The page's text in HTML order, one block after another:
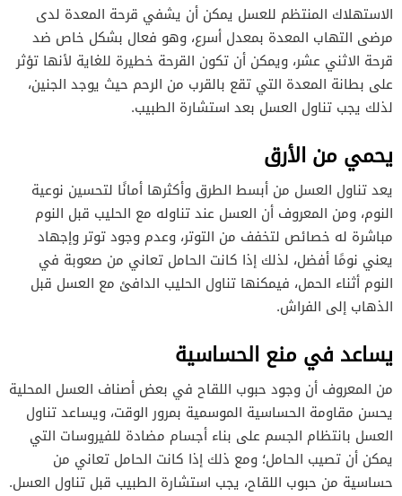
الاستهلاك المنتظم للعسل يمكن أن يشفي قرحة المعدة لدى
مرضى التهاب المعدة بمعدل أسرع، وهو فعال بشكل خاص ضد
قرحة الاثني عشر، ويمكن أن تكون القرحة خطيرة للغاية لأنها تؤثر
على بطانة المعدة التي تقع بالقرب من الرحم حيث يوجد الجنين،
لذلك يجب تناول العسل بعد استشارة الطبيب.
يحمي من الأرق
يعد تناول العسل من أبسط الطرق وأكثرها أمانًا لتحسين نوعية
النوم، ومن المعروف أن العسل عند تناوله مع الحليب قبل النوم
مباشرة له خصائص لتخفف من التوتر، وعدم وجود توتر وإجهاد
يعني نومًا أفضل، لذلك إذا كانت الحامل تعاني من صعوبة في
النوم أثناء الحمل، فيمكنها تناول الحليب الدافئ مع العسل قبل
الذهاب إلى الفراش.
يساعد في منع الحساسية
من المعروف أن وجود حبوب اللقاح في بعض أصناف العسل المحلية
يحسن مقاومة الحساسية الموسمية بمرور الوقت، ويساعد تناول
العسل بانتظام الجسم على بناء أجسام مضادة للفيروسات التي
يمكن أن تصيب الحامل؛ ومع ذلك إذا كانت الحامل تعاني من
حساسية من حبوب اللقاح، يجب استشارة الطبيب قبل تناول العسل.